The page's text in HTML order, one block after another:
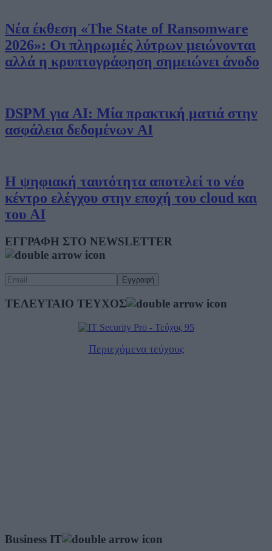
Νέα έκθεση «The State of Ransomware
2026»: Οι πληρωμές λύτρων μειώνονται
αλλά η κρυπτογράφηση σημειώνει άνοδο
DSPM για AI: Μία πρακτική ματιά στην
ασφάλεια δεδομένων AI
Η ψηφιακή ταυτότητα αποτελεί το νέο
κέντρο ελέγχου στην εποχή του cloud και
του AI
ΕΓΓΡΑΦΗ ΣΤΟ NEWSLETTER
ΤΕΛΕΥΤΑΙΟ ΤΕΥΧΟΣ
Περιεχόμενα τεύχους
Business IT